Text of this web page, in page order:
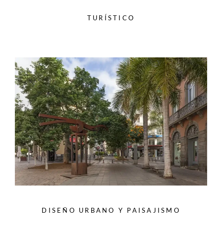
TURÍSTICO
DISEÑO URBANO Y PAISAJISMO